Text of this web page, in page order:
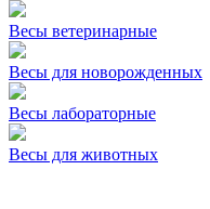
Весы ветеринарные
Весы для новорожденных
Весы лабораторные
Весы для животных